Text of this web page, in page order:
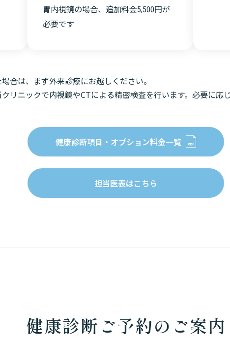
胃内視鏡の場合、追加料金5,500円が
必要です
合は、まず外来診療にお越しください。
リニックで内視鏡やCTによる精密検査を行います。必要に応
健康診断項目・オプション料金一覧
担当医表はこちら
健康診断ご予約のご案内